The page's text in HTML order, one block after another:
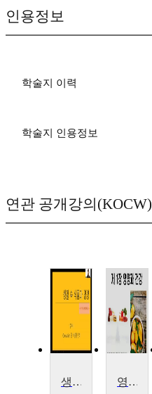
인용정보
학술지 이력
학술지 인용정보
연관 공개강의(KOCW)
생활 속 식품과 영양 영양학